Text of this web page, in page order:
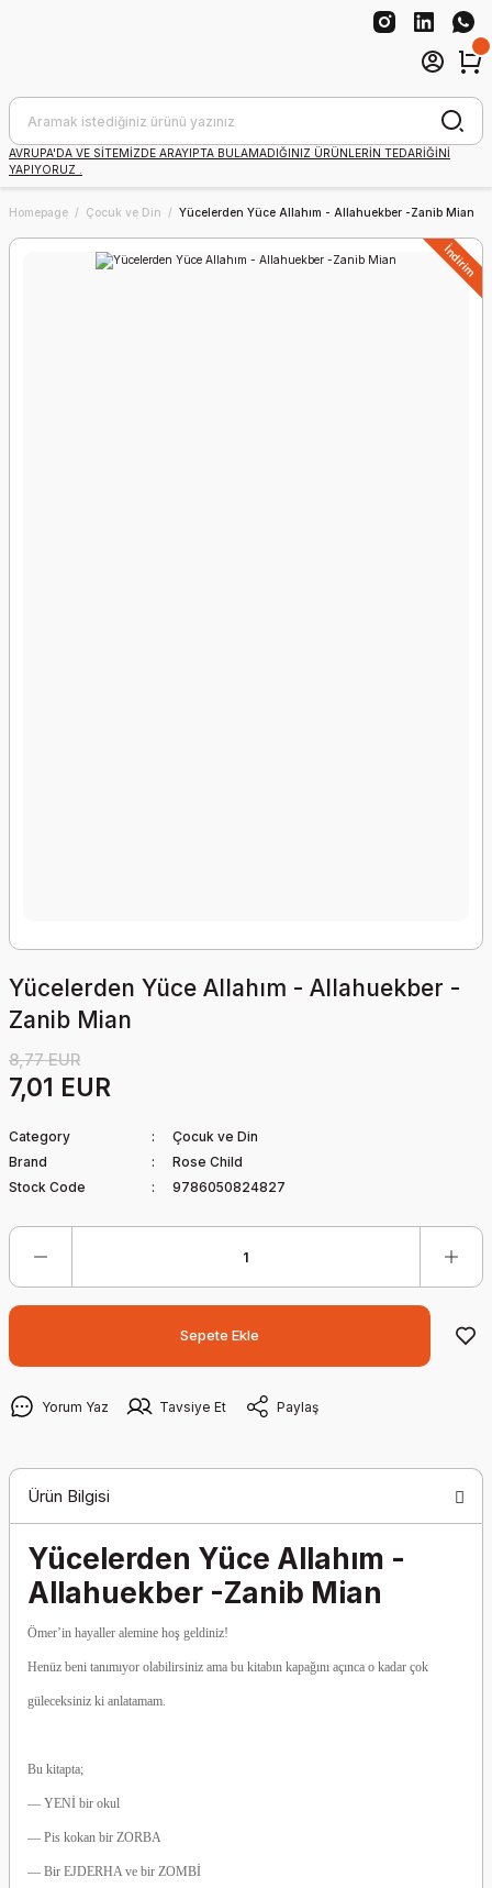
AVRUPA'DA VE SİTEMİZDE ARAYIPTA BULAMADIĞINIZ ÜRÜNLERİN TEDARİĞİNİ
YAPIYORUZ .
Homepage Çocuk ve Din Yücelerden Yüce Allahım - Allahuekber -Zanib Mian
İndirim
Yücelerden Yüce Allahım - Allahuekber -
Zanib Mian
8,77 EUR
7,01 EUR
Category
Çocuk ve Din
Brand
Rose Child
Stock Code
9786050824827
Sepete Ekle
Yorum Yaz Tavsiye Et Paylaş
Ürün Bilgisi
Yücelerden Yüce Allahım -
Allahuekber -Zanib Mian
Ömer’in hayaller alemine hoş geldiniz!
Henüz beni tanımıyor olabilirsiniz ama bu kitabın kapağını açınca o kadar çok
güleceksiniz ki anlatamam.
Bu kitapta;
— YENİ bir okul
— Pis kokan bir ZORBA
— Bir EJDERHA ve bir ZOMBİ